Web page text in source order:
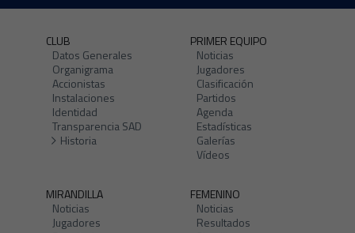
CLUB
Datos Generales
Organigrama
Accionistas
Instalaciones
Identidad
Transparencia SAD
Historia
PRIMER EQUIPO
Noticias
Jugadores
Clasificación
Partidos
Agenda
Estadísticas
Galerías
Vídeos
MIRANDILLA
Noticias
Jugadores
FEMENINO
Noticias
Resultados